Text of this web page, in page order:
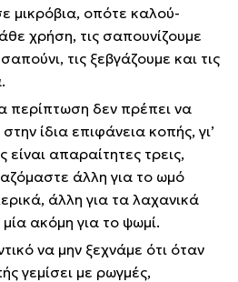
μικρόβια, οπότε καλού-
χρήση, τις σαπουνίζουμε
τις ξεβγάζουμε και τις
περίπτωση δεν πρέπει να
ίδια επιφάνεια κοπής, γι’
είναι απαραίτητες τρεις,
άλλη για το ωμό
άλλη για τα λαχανικά
ακόμη για το ψωμί.
να μην ξεχνάμε ότι όταν
γεμίσει με ρωγμές,